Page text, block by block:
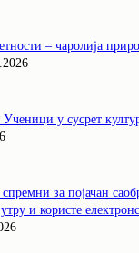
– чаролија
Ученици у сусрет
за појачан
и користе